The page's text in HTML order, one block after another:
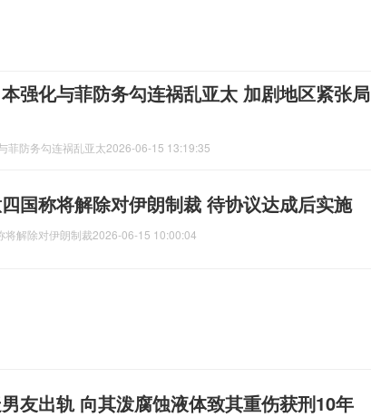
强化与菲防务勾连祸乱亚太 加剧地区紧张局
菲防务勾连祸乱亚太2026-06-15 13:19:35
国称将解除对伊朗制裁 待协议达成后实施
将解除对伊朗制裁2026-06-15 10:00:04
友出轨 向其泼腐蚀液体致其重伤获刑10年